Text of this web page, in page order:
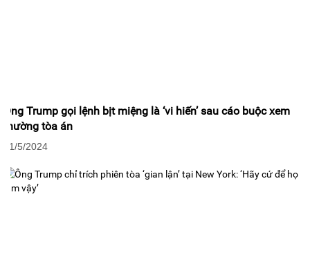
Ông Trump gọi lệnh bịt miệng là ‘vi hiến’ sau cáo buộc xem
thường tòa án
01/5/2024